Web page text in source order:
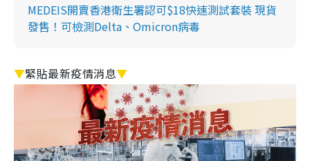
MEDEIS開賣香港衛生署認可$18快速測試套裝 現貨
發售！可檢測Delta、Omicron病毒
▼緊貼最新疫情消息▼